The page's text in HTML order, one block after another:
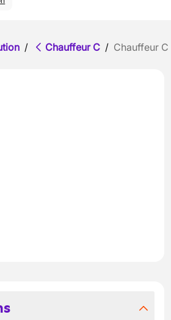
/ Chauffeur C / Chauffeur C